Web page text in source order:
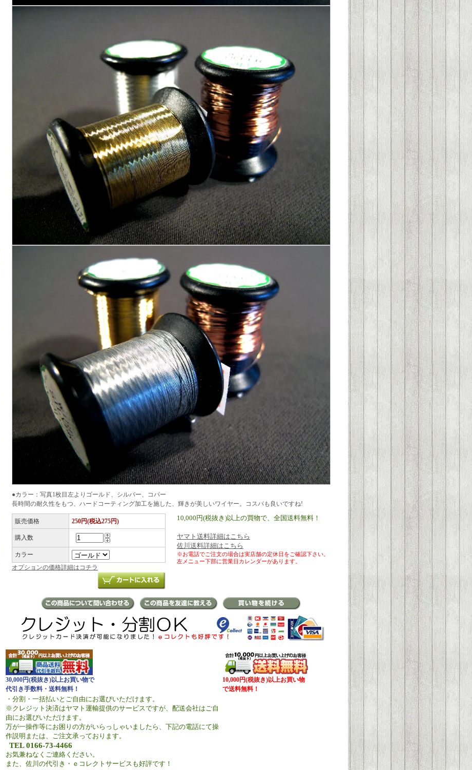
●カラー：写真1枚目左よりゴールド、シルバー、コパー
長時間の耐久性をもつ、ハードコーティング加工を施した、輝きが美しいワイヤー。コスパも良いですね!
販売価格 250円(税込275円)
購入数
カラー
オプションの価格詳細はコチラ
10,000円(税抜き)以上の買物で、全国送料無料！
ヤマト送料詳細はこちら
佐川送料詳細はこちら
※お電話でご注文の場合は実店舗の定休日をご確認下さい。
左メニュー下部に営業日カレンダーがあります。
30,000円(税抜き)以上お買い物で
代引き手数料・送料無料！
10,000円(税抜き)以上お買い物
で送料無料！
・分割・一括払いとご自由にお選びいただけます。
※クレジット決済はヤマト運輸提供のサービスですが、配送会社はご自
由にお選びいただけます。
万が一操作等にお困りの方がいらっしゃいましたら、下記の電話にて操
作説明または、ご注文承っております。
TEL 0166-73-4466
お気兼ねなくご連絡ください。
また、佐川の代引き・ｅコレクトサービスも好評です！